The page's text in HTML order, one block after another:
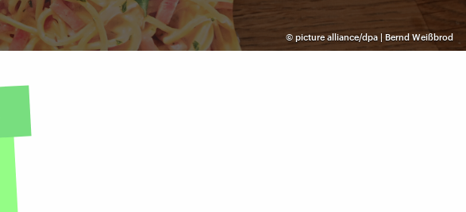
© picture alliance/dpa | Bernd Weißbrod